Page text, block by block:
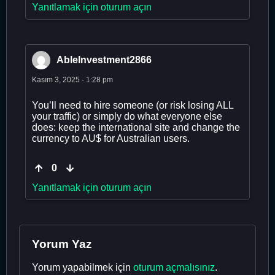
Yanıtlamak için oturum açın
AbleInvestment2866
Kasım 3, 2025 - 1:28 pm
You’ll need to hire someone (or risk losing ALL
your traffic) or simply do what everyone else
does: keep the international site and change the
currency to AU$ for Australian users.
0
Yanıtlamak için oturum açın
Yorum Yaz
Yorum yapabilmek için oturum açmalısınız.